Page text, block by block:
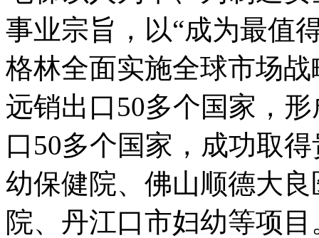
事业宗旨，以“成为最值
格林全面实施全球市场
远销出口50多个国家，
口50多个国家，成功取
幼保健院、佛山顺德大
院、丹江口市妇幼等项目